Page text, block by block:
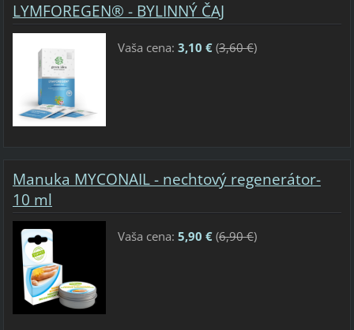
LYMFOREGEN® - BYLINNÝ ČAJ
Vaša cena: 3,10 €(3,60 €)
Manuka MYCONAIL - nechtový regenerátor-
10 ml
Vaša cena: 5,90 €(6,90 €)